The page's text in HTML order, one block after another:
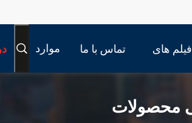
فیلم های تماس با ما موارد